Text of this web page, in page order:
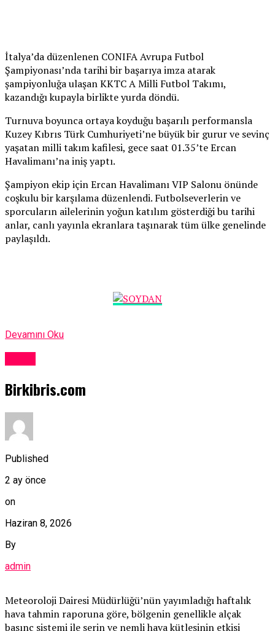
İtalya’da düzenlenen CONIFA Avrupa Futbol
Şampiyonası’nda tarihi bir başarıya imza atarak
şampiyonluğa ulaşan KKTC A Milli Futbol Takımı,
kazandığı kupayla birlikte yurda döndü.
Turnuva boyunca ortaya koyduğu başarılı performansla
Kuzey Kıbrıs Türk Cumhuriyeti’ne büyük bir gurur ve sevinç
yaşatan milli takım kafilesi, gece saat 01.35’te Ercan
Havalimanı’na iniş yaptı.
Şampiyon ekip için Ercan Havalimanı VIP Salonu önünde
coşkulu bir karşılama düzenlendi. Futbolseverlerin ve
sporcuların ailelerinin yoğun katılım gösterdiği bu tarihi
anlar, canlı yayınla ekranlara taşınarak tüm ülke genelinde
paylaşıldı.
Devamını Oku
Birkibris.com
Published
2 ay önce
on
Haziran 8, 2026
By
admin
Meteoroloji Dairesi Müdürlüğü’nün yayımladığı haftalık
hava tahmin raporuna göre, bölgenin genellikle alçak
basınç sistemi ile serin ve nemli hava kütlesinin etkisi